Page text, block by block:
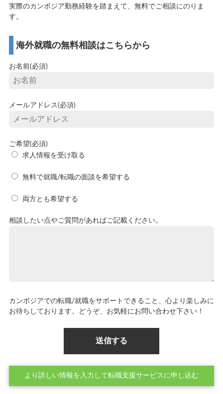
実際のカンボジア勤務経験を踏まえて、無料でご相談にのりま
す。
海外就職の無料相談はこちらから
お名前(必須)
メールアドレス(必須)
ご希望(必須)
求人情報を受け取る
無料で就職/転職の面談を希望する
両方とも希望する
相談したい点やご質問があればご記載ください。
カンボジアでの転職/就職をサポートできること、心より楽しみに
お待ちしております。どうぞ、お気軽にお問い合わせ下さい！
より詳しい情報を入力して転職支援サービスに申し込む